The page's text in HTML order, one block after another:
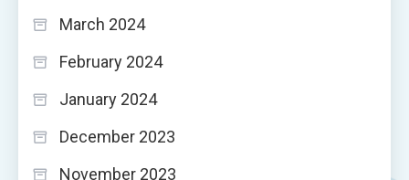
March 2024
February 2024
January 2024
December 2023
November 2023